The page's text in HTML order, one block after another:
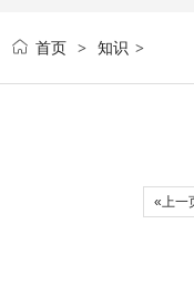
首页 > 知识 >
«上一